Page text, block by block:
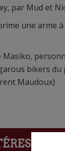
par Mud et
une arme
bikers
Maudoux)
?